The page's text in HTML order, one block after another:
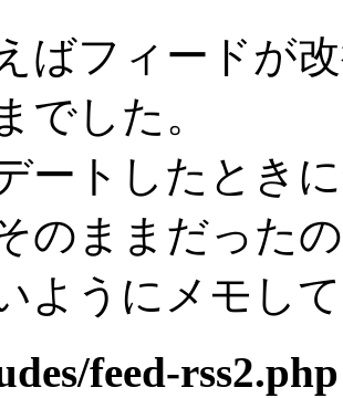
ばフィードが
でした。
ートしたとき
のままだった
ようにメモし
feed-rss2.php